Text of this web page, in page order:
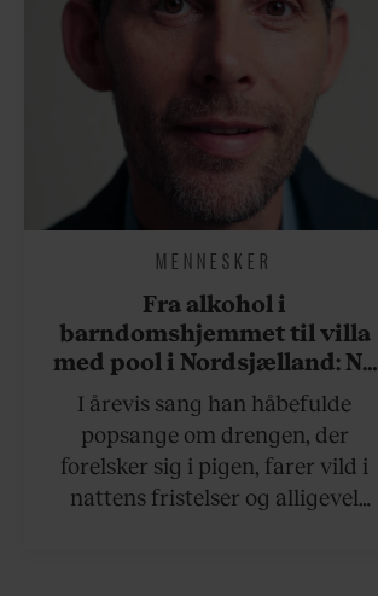
MENNESKER
Fra alkohol i
barndomshjemmet til villa
med pool i Nordsjælland: Nu
skal du høre sandheden om
Rasmus Seebach
I årevis sang han håbefulde
popsange om drengen, der
forelsker sig i pigen, farer vild i
nattens fristelser og alligevel